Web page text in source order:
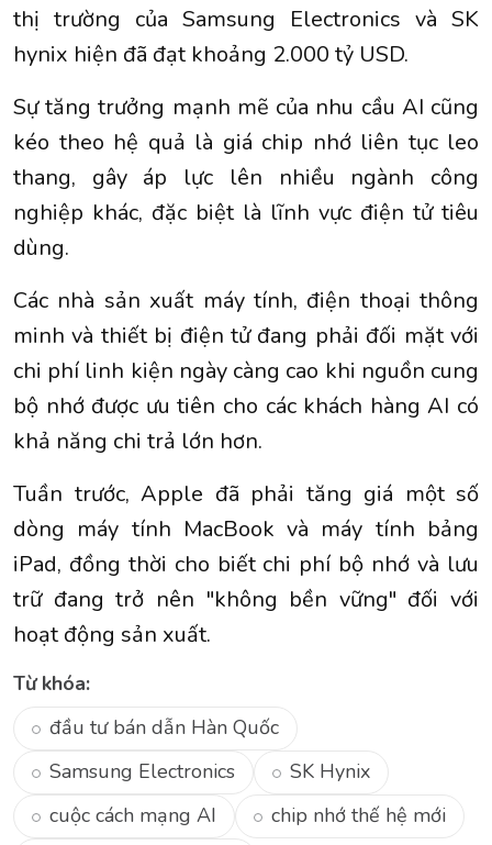
thị trường của Samsung Electronics và SK
hynix hiện đã đạt khoảng 2.000 tỷ USD.
Sự tăng trưởng mạnh mẽ của nhu cầu AI cũng
kéo theo hệ quả là giá chip nhớ liên tục leo
thang, gây áp lực lên nhiều ngành công
nghiệp khác, đặc biệt là lĩnh vực điện tử tiêu
dùng.
Các nhà sản xuất máy tính, điện thoại thông
minh và thiết bị điện tử đang phải đối mặt với
chi phí linh kiện ngày càng cao khi nguồn cung
bộ nhớ được ưu tiên cho các khách hàng AI có
khả năng chi trả lớn hơn.
Tuần trước, Apple đã phải tăng giá một số
dòng máy tính MacBook và máy tính bảng
iPad, đồng thời cho biết chi phí bộ nhớ và lưu
trữ đang trở nên "không bền vững" đối với
hoạt động sản xuất.
Từ khóa:
đầu tư bán dẫn Hàn Quốc
Samsung Electronics
SK Hynix
cuộc cách mạng AI
chip nhớ thế hệ mới